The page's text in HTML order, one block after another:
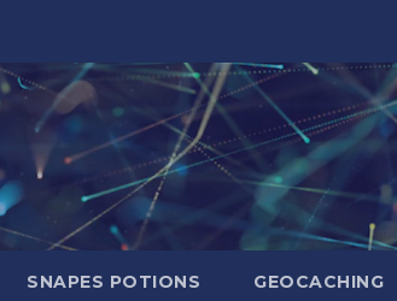
SNAPES POTIONS GEOCACHING